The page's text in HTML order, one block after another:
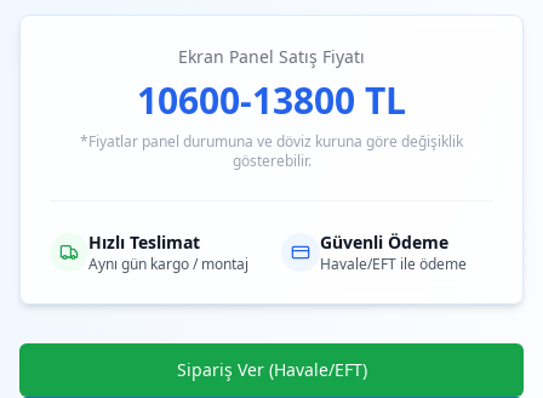
Ekran Panel Satış Fiyatı
10600-13800 TL
*Fiyatlar panel durumuna ve döviz kuruna göre değişiklik
gösterebilir.
Hızlı Teslimat
Aynı gün kargo / montaj
Güvenli Ödeme
Havale/EFT ile ödeme
Sipariş Ver (Havale/EFT)